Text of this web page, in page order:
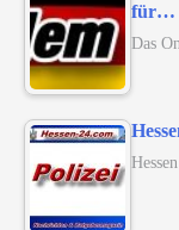
für…
Das